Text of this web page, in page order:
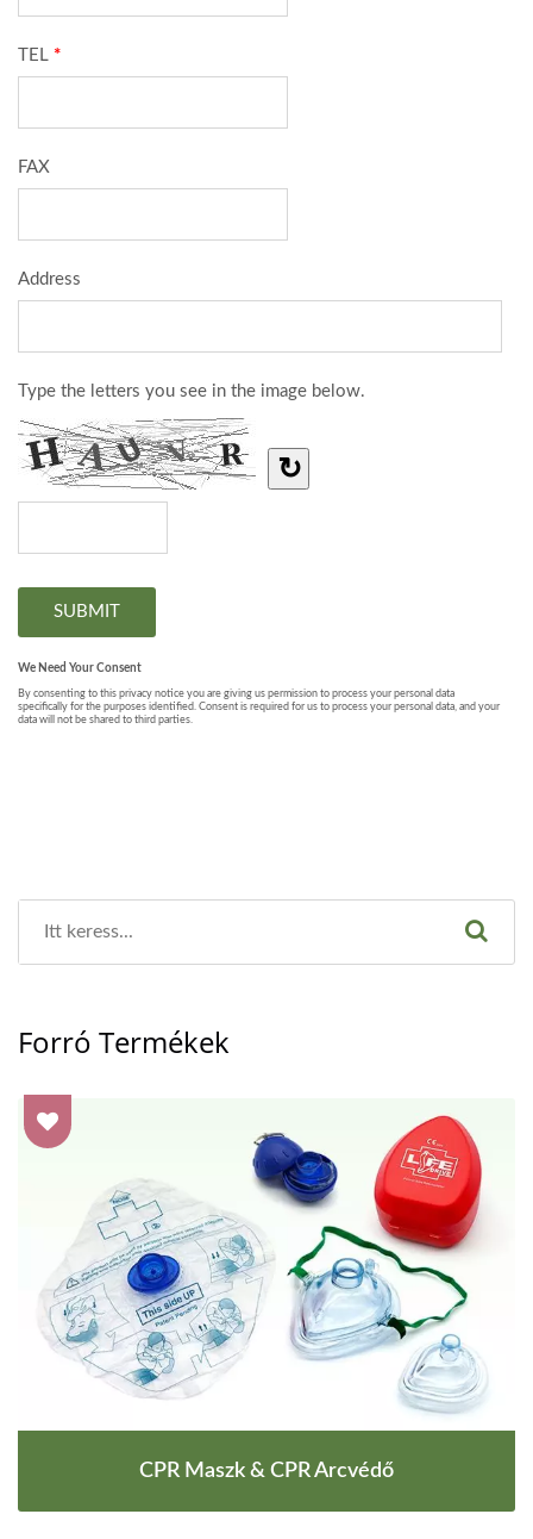
Forró Termékek
CPR Maszk & CPR Arcvédő